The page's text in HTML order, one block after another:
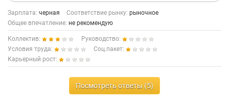
Зарплата: черная Соответствие рынку: рыночное
Общее впечатление: не рекомендую
Коллектив:
Руководство:
Условия труда:
Соц.пакет:
Карьерный рост:
Посмотреть ответы (5)